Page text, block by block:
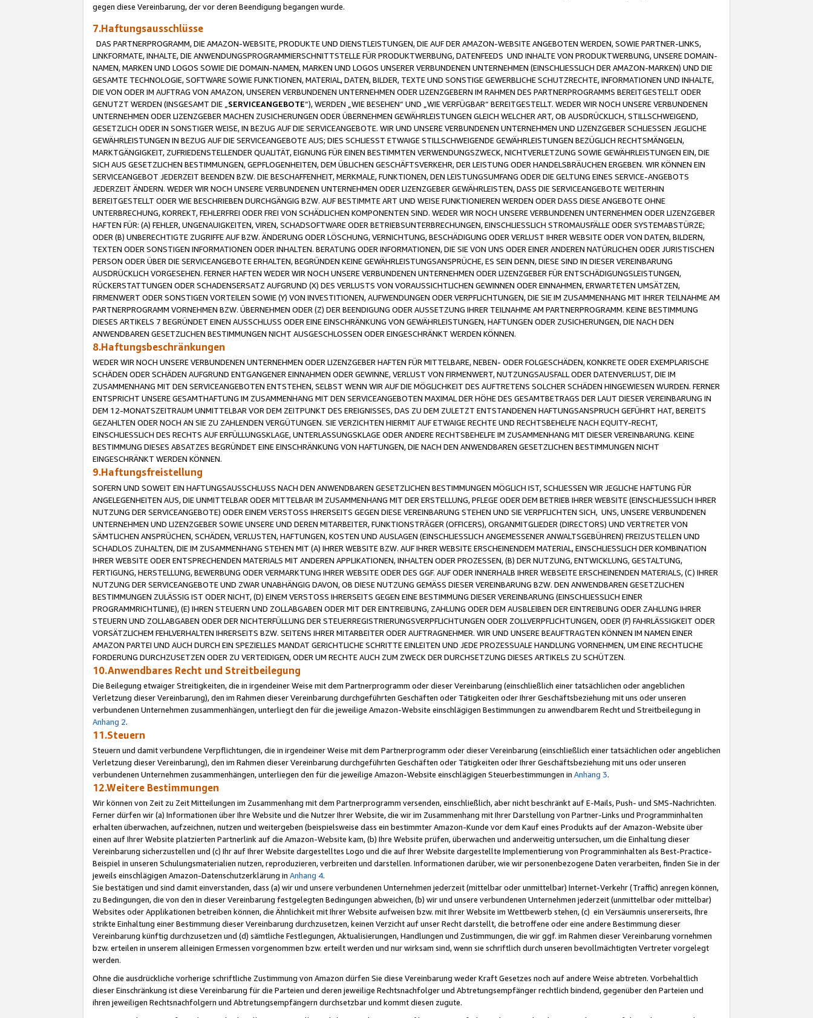
gegen diese Vereinbarung, der vor deren Beendigung begangen wurde.
7.Haftungsausschlüsse
DAS PARTNERPROGRAMM, DIE AMAZON-WEBSITE, PRODUKTE UND DIENSTLEISTUNGEN, DIE AUF DER AMAZON-WEBSITE ANGEBOTEN WERDEN, SOWIE PARTNER-LINKS,
LINKFORMATE, INHALTE, DIE ANWENDUNGSPROGRAMMIERSCHNITTSTELLE FÜR PRODUKTWERBUNG, DATENFEEDS UND INHALTE VON PRODUKTWERBUNG, UNSERE DOMAIN-
NAMEN, MARKEN UND LOGOS SOWIE DIE DOMAIN-NAMEN, MARKEN UND LOGOS UNSERER VERBUNDENEN UNTERNEHMEN (EINSCHLIESSLICH DER AMAZON-MARKEN) UND DIE
GESAMTE TECHNOLOGIE, SOFTWARE SOWIE FUNKTIONEN, MATERIAL, DATEN, BILDER, TEXTE UND SONSTIGE GEWERBLICHE SCHUTZRECHTE, INFORMATIONEN UND INHALTE,
DIE VON ODER IM AUFTRAG VON AMAZON, UNSEREN VERBUNDENEN UNTERNEHMEN ODER LIZENZGEBERN IM RAHMEN DES PARTNERPROGRAMMS BEREITGESTELLT ODER
GENUTZT WERDEN (INSGESAMT DIE „ SERVICEANGEBOTE“), WERDEN „WIE BESEHEN“ UND „WIE VERFÜGBAR“ BEREITGESTELLT. WEDER WIR NOCH UNSERE VERBUNDENEN
UNTERNEHMEN ODER LIZENZGEBER MACHEN ZUSICHERUNGEN ODER ÜBERNEHMEN GEWÄHRLEISTUNGEN GLEICH WELCHER ART, OB AUSDRÜCKLICH, STILLSCHWEIGEND,
GESETZLICH ODER IN SONSTIGER WEISE, IN BEZUG AUF DIE SERVICEANGEBOTE. WIR UND UNSERE VERBUNDENEN UNTERNEHMEN UND LIZENZGEBER SCHLIESSEN JEGLICHE
GEWÄHRLEISTUNGEN IN BEZUG AUF DIE SERVICEANGEBOTE AUS; DIES SCHLIESST ETWAIGE STILLSCHWEIGENDE GEWÄHRLEISTUNGEN BEZÜGLICH RECHTSMÄNGELN,
MARKTGÄNGIGKEIT, ZUFRIEDENSTELLENDER QUALITÄT, EIGNUNG FÜR EINEN BESTIMMTEN VERWENDUNGSZWECK, NICHTVERLETZUNG SOWIE GEWÄHRLEISTUNGEN EIN, DIE
SICH AUS GESETZLICHEN BESTIMMUNGEN, GEPFLOGENHEITEN, DEM ÜBLICHEN GESCHÄFTSVERKEHR, DER LEISTUNG ODER HANDELSBRÄUCHEN ERGEBEN. WIR KÖNNEN EIN
SERVICEANGEBOT JEDERZEIT BEENDEN BZW. DIE BESCHAFFENHEIT, MERKMALE, FUNKTIONEN, DEN LEISTUNGSUMFANG ODER DIE GELTUNG EINES SERVICE-ANGEBOTS
JEDERZEIT ÄNDERN. WEDER WIR NOCH UNSERE VERBUNDENEN UNTERNEHMEN ODER LIZENZGEBER GEWÄHRLEISTEN, DASS DIE SERVICEANGEBOTE WEITERHIN
BEREITGESTELLT ODER WIE BESCHRIEBEN DURCHGÄNGIG BZW. AUF BESTIMMTE ART UND WEISE FUNKTIONIEREN WERDEN ODER DASS DIESE ANGEBOTE OHNE
UNTERBRECHUNG, KORREKT, FEHLERFREI ODER FREI VON SCHÄDLICHEN KOMPONENTEN SIND. WEDER WIR NOCH UNSERE VERBUNDENEN UNTERNEHMEN ODER LIZENZGEBER
HAFTEN FÜR: (A) FEHLER, UNGENAUIGKEITEN, VIREN, SCHADSOFTWARE ODER BETRIEBSUNTERBRECHUNGEN, EINSCHLIESSLICH STROMAUSFÄLLE ODER SYSTEMABSTÜRZE;
ODER (B) UNBERECHTIGTE ZUGRIFFE AUF BZW. ÄNDERUNG ODER LÖSCHUNG, VERNICHTUNG, BESCHÄDIGUNG ODER VERLUST IHRER WEBSITE ODER VON DATEN, BILDERN,
TEXTEN ODER SONSTIGEN INFORMATIONEN ODER INHALTEN. BERATUNG ODER INFORMATIONEN, DIE SIE VON UNS ODER EINER ANDEREN NATÜRLICHEN ODER JURISTISCHEN
PERSON ODER ÜBER DIE SERVICEANGEBOTE ERHALTEN, BEGRÜNDEN KEINE GEWÄHRLEISTUNGSANSPRÜCHE, ES SEIN DENN, DIESE SIND IN DIESER VEREINBARUNG
AUSDRÜCKLICH VORGESEHEN. FERNER HAFTEN WEDER WIR NOCH UNSERE VERBUNDENEN UNTERNEHMEN ODER LIZENZGEBER FÜR ENTSCHÄDIGUNGSLEISTUNGEN,
RÜCKERSTATTUNGEN ODER SCHADENSERSATZ AUFGRUND (X) DES VERLUSTS VON VORAUSSICHTLICHEN GEWINNEN ODER EINNAHMEN, ERWARTETEN UMSÄTZEN,
FIRMENWERT ODER SONSTIGEN VORTEILEN SOWIE (Y) VON INVESTITIONEN, AUFWENDUNGEN ODER VERPFLICHTUNGEN, DIE SIE IM ZUSAMMENHANG MIT IHRER TEILNAHME AM
PARTNERPROGRAMM VORNEHMEN BZW. ÜBERNEHMEN ODER (Z) DER BEENDIGUNG ODER AUSSETZUNG IHRER TEILNAHME AM PARTNERPROGRAMM. KEINE BESTIMMUNG
DIESES ARTIKELS 7 BEGRÜNDET EINEN AUSSCHLUSS ODER EINE EINSCHRÄNKUNG VON GEWÄHRLEISTUNGEN, HAFTUNGEN ODER ZUSICHERUNGEN, DIE NACH DEN
ANWENDBAREN GESETZLICHEN BESTIMMUNGEN NICHT AUSGESCHLOSSEN ODER EINGESCHRÄNKT WERDEN KÖNNEN.
8.Haftungsbeschränkungen
WEDER WIR NOCH UNSERE VERBUNDENEN UNTERNEHMEN ODER LIZENZGEBER HAFTEN FÜR MITTELBARE, NEBEN- ODER FOLGESCHÄDEN, KONKRETE ODER EXEMPLARISCHE
SCHÄDEN ODER SCHÄDEN AUFGRUND ENTGANGENER EINNAHMEN ODER GEWINNE, VERLUST VON FIRMENWERT, NUTZUNGSAUSFALL ODER DATENVERLUST, DIE IM
ZUSAMMENHANG MIT DEN SERVICEANGEBOTEN ENTSTEHEN, SELBST WENN WIR AUF DIE MÖGLICHKEIT DES AUFTRETENS SOLCHER SCHÄDEN HINGEWIESEN WURDEN. FERNER
ENTSPRICHT UNSERE GESAMTHAFTUNG IM ZUSAMMENHANG MIT DEN SERVICEANGEBOTEN MAXIMAL DER HÖHE DES GESAMTBETRAGS DER LAUT DIESER VEREINBARUNG IN
DEM 12-MONATSZEITRAUM UNMITTELBAR VOR DEM ZEITPUNKT DES EREIGNISSES, DAS ZU DEM ZULETZT ENTSTANDENEN HAFTUNGSANSPRUCH GEFÜHRT HAT, BEREITS
GEZAHLTEN ODER NOCH AN SIE ZU ZAHLENDEN VERGÜTUNGEN. SIE VERZICHTEN HIERMIT AUF ETWAIGE RECHTE UND RECHTSBEHELFE NACH EQUITY-RECHT,
EINSCHLIESSLICH DES RECHTS AUF ERFÜLLUNGSKLAGE, UNTERLASSUNGSKLAGE ODER ANDERE RECHTSBEHELFE IM ZUSAMMENHANG MIT DIESER VEREINBARUNG. KEINE
BESTIMMUNG DIESES ABSATZES BEGRÜNDET EINE EINSCHRÄNKUNG VON HAFTUNGEN, DIE NACH DEN ANWENDBAREN GESETZLICHEN BESTIMMUNGEN NICHT
EINGESCHRÄNKT WERDEN KÖNNEN.
9.Haftungsfreistellung
SOFERN UND SOWEIT EIN HAFTUNGSAUSSCHLUSS NACH DEN ANWENDBAREN GESETZLICHEN BESTIMMUNGEN MÖGLICH IST, SCHLIESSEN WIR JEGLICHE HAFTUNG FÜR
ANGELEGENHEITEN AUS, DIE UNMITTELBAR ODER MITTELBAR IM ZUSAMMENHANG MIT DER ERSTELLUNG, PFLEGE ODER DEM BETRIEB IHRER WEBSITE (EINSCHLIESSLICH IHRER
NUTZUNG DER SERVICEANGEBOTE) ODER EINEM VERSTOSS IHRERSEITS GEGEN DIESE VEREINBARUNG STEHEN UND SIE VERPFLICHTEN SICH, UNS, UNSERE VERBUNDENEN
UNTERNEHMEN UND LIZENZGEBER SOWIE UNSERE UND DEREN MITARBEITER, FUNKTIONSTRÄGER (OFFICERS), ORGANMITGLIEDER (DIRECTORS) UND VERTRETER VON
SÄMTLICHEN ANSPRÜCHEN, SCHÄDEN, VERLUSTEN, HAFTUNGEN, KOSTEN UND AUSLAGEN (EINSCHLIESSLICH ANGEMESSENER ANWALTSGEBÜHREN) FREIZUSTELLEN UND
SCHADLOS ZUHALTEN, DIE IM ZUSAMMENHANG STEHEN MIT (A) IHRER WEBSITE BZW. AUF IHRER WEBSITE ERSCHEINENDEM MATERIAL, EINSCHLIESSLICH DER KOMBINATION
IHRER WEBSITE ODER ENTSPRECHENDEN MATERIALS MIT ANDEREN APPLIKATIONEN, INHALTEN ODER PROZESSEN, (B) DER NUTZUNG, ENTWICKLUNG, GESTALTUNG,
FERTIGUNG, HERSTELLUNG, BEWERBUNG ODER VERMARKTUNG IHRER WEBSITE ODER DES GGF. AUF ODER INNERHALB IHRER WEBSEITE ERSCHEINENDEN MATERIALS, (C) IHRER
NUTZUNG DER SERVICEANGEBOTE UND ZWAR UNABHÄNGIG DAVON, OB DIESE NUTZUNG GEMÄSS DIESER VEREINBARUNG BZW. DEN ANWENDBAREN GESETZLICHEN
BESTIMMUNGEN ZULÄSSIG IST ODER NICHT, (D) EINEM VERSTOSS IHRERSEITS GEGEN EINE BESTIMMUNG DIESER VEREINBARUNG (EINSCHLIESSLICH EINER
PROGRAMMRICHTLINIE), (E) IHREN STEUERN UND ZOLLABGABEN ODER MIT DER EINTREIBUNG, ZAHLUNG ODER DEM AUSBLEIBEN DER EINTREIBUNG ODER ZAHLUNG IHRER
STEUERN UND ZOLLABGABEN ODER DER NICHTERFÜLLUNG DER STEUERREGISTRIERUNGSVERPFLICHTUNGEN ODER ZOLLVERPFLICHTUNGEN, ODER (F) FAHRLÄSSIGKEIT ODER
VORSÄTZLICHEM FEHLVERHALTEN IHRERSEITS BZW. SEITENS IHRER MITARBEITER ODER AUFTRAGNEHMER. WIR UND UNSERE BEAUFTRAGTEN KÖNNEN IM NAMEN EINER
AMAZON PARTEI UND AUCH DURCH EIN SPEZIELLES MANDAT GERICHTLICHE SCHRITTE EINLEITEN UND JEDE PROZESSUALE HANDLUNG VORNEHMEN, UM EINE RECHTLICHE
FORDERUNG DURCHZUSETZEN ODER ZU VERTEIDIGEN, ODER UM RECHTE AUCH ZUM ZWECK DER DURCHSETZUNG DIESES ARTIKELS ZU SCHÜTZEN.
10.Anwendbares Recht und Streitbeilegung
Die Beilegung etwaiger Streitigkeiten, die in irgendeiner Weise mit dem Partnerprogramm oder dieser Vereinbarung (einschließlich einer tatsächlichen oder angeblichen
Verletzung dieser Vereinbarung), den im Rahmen dieser Vereinbarung durchgeführten Geschäften oder Tätigkeiten oder Ihrer Geschäftsbeziehung mit uns oder unseren
verbundenen Unternehmen zusammenhängen, unterliegt den für die jeweilige Amazon-Website einschlägigen Bestimmungen zu anwendbarem Recht und Streitbeilegung in
Anhang 2.
11.Steuern
Steuern und damit verbundene Verpflichtungen, die in irgendeiner Weise mit dem Partnerprogramm oder dieser Vereinbarung (einschließlich einer tatsächlichen oder angeblichen
Verletzung dieser Vereinbarung), den im Rahmen dieser Vereinbarung durchgeführten Geschäften oder Tätigkeiten oder Ihrer Geschäftsbeziehung mit uns oder unseren
verbundenen Unternehmen zusammenhängen, unterliegen den für die jeweilige Amazon-Website einschlägigen Steuerbestimmungen in Anhang 3.
12.Weitere Bestimmungen
Wir können von Zeit zu Zeit Mitteilungen im Zusammenhang mit dem Partnerprogramm versenden, einschließlich, aber nicht beschränkt auf E-Mails, Push- und SMS-Nachrichten.
Ferner dürfen wir (a) Informationen über Ihre Website und die Nutzer Ihrer Website, die wir im Zusammenhang mit Ihrer Darstellung von Partner-Links und Programminhalten
erhalten überwachen, aufzeichnen, nutzen und weitergeben (beispielsweise dass ein bestimmter Amazon-Kunde vor dem Kauf eines Produkts auf der Amazon-Website über
einen auf Ihrer Website platzierten Partnerlink auf die Amazon-Website kam, (b) Ihre Website prüfen, überwachen und anderweitig untersuchen, um die Einhaltung dieser
Vereinbarung sicherzustellen und (c) Ihr auf Ihrer Website dargestelltes Logo und die auf Ihrer Website dargestellte Implementierung von Programminhalten als Best-Practice-
Beispiel in unseren Schulungsmaterialien nutzen, reproduzieren, verbreiten und darstellen. Informationen darüber, wie wir personenbezogene Daten verarbeiten, finden Sie in der
jeweils einschlägigen Amazon-Datenschutzerklärung in Anhang 4.
Sie bestätigen und sind damit einverstanden, dass (a) wir und unsere verbundenen Unternehmen jederzeit (mittelbar oder unmittelbar) Internet-Verkehr (Traffic) anregen können,
zu Bedingungen, die von den in dieser Vereinbarung festgelegten Bedingungen abweichen, (b) wir und unsere verbundenen Unternehmen jederzeit (unmittelbar oder mittelbar)
Websites oder Applikationen betreiben können, die Ähnlichkeit mit Ihrer Website aufweisen bzw. mit Ihrer Website im Wettbewerb stehen, (c) ein Versäumnis unsererseits, Ihre
strikte Einhaltung einer Bestimmung dieser Vereinbarung durchzusetzen, keinen Verzicht auf unser Recht darstellt, die betroffene oder eine andere Bestimmung dieser
Vereinbarung künftig durchzusetzen und (d) sämtliche Festlegungen, Aktualisierungen, Handlungen und Zustimmungen, die wir ggf. im Rahmen dieser Vereinbarung vornehmen
bzw. erteilen in unserem alleinigen Ermessen vorgenommen bzw. erteilt werden und nur wirksam sind, wenn sie schriftlich durch unseren bevollmächtigten Vertreter vorgelegt
werden.
Ohne die ausdrückliche vorherige schriftliche Zustimmung von Amazon dürfen Sie diese Vereinbarung weder Kraft Gesetzes noch auf andere Weise abtreten. Vorbehaltlich
dieser Einschränkung ist diese Vereinbarung für die Parteien und deren jeweilige Rechtsnachfolger und Abtretungsempfänger rechtlich bindend, gegenüber den Parteien und
ihren jeweiligen Rechtsnachfolgern und Abtretungsempfängern durchsetzbar und kommt diesen zugute.